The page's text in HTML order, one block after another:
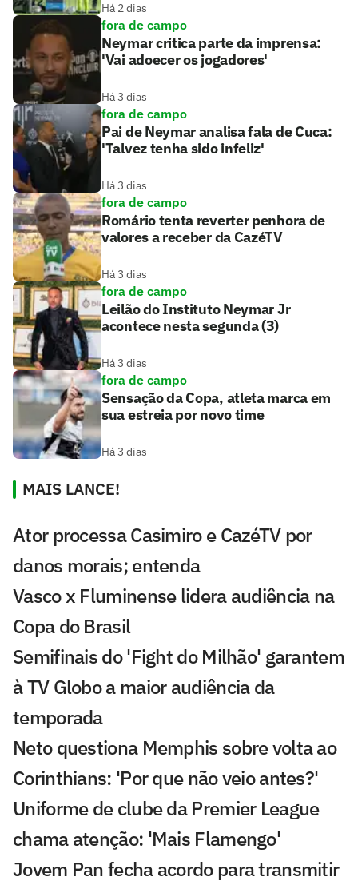
Há 2 dias
fora de campo
Neymar critica parte da imprensa:
'Vai adoecer os jogadores'
Há 3 dias
fora de campo
Pai de Neymar analisa fala de Cuca:
'Talvez tenha sido infeliz'
Há 3 dias
fora de campo
Romário tenta reverter penhora de
valores a receber da CazéTV
Há 3 dias
fora de campo
Leilão do Instituto Neymar Jr
acontece nesta segunda (3)
Há 3 dias
fora de campo
Sensação da Copa, atleta marca em
sua estreia por novo time
Há 3 dias
MAIS LANCE!
Ator processa Casimiro e CazéTV por
danos morais; entenda
Vasco x Fluminense lidera audiência na
Copa do Brasil
Semifinais do 'Fight do Milhão' garantem
à TV Globo a maior audiência da
temporada
Neto questiona Memphis sobre volta ao
Corinthians: 'Por que não veio antes?'
Uniforme de clube da Premier League
chama atenção: 'Mais Flamengo'
Jovem Pan fecha acordo para transmitir